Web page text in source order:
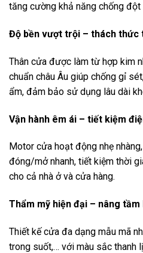
tăng cường khả năng chống đột
Độ bền vượt trội – thách thức
Thân cửa được làm từ hợp kim
chuẩn châu Âu giúp chống gỉ
ẩm, đảm bảo sử dụng lâu dài
Vận hành êm ái – tiết kiệm
Motor cửa hoạt động nhẹ
đóng/mở nhanh, tiết kiệm thời
cho cả nhà ở và cửa hàng.
Thẩm mỹ hiện đại – nâng
Thiết kế cửa đa dạng mẫu mã
trong suốt,… với màu sắc thanh